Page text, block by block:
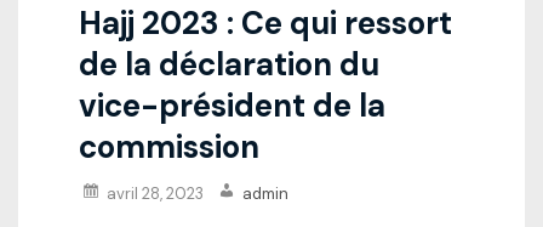
Hajj 2023 : Ce qui ressort
de la déclaration du
vice-président de la
commission
avril 28, 2023 admin